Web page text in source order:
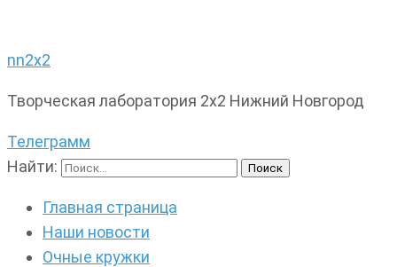
nn2x2
Творческая лаборатория 2х2 Нижний Новгород
Телеграмм
Найти:
Главная страница
Наши новости
Очные кружки